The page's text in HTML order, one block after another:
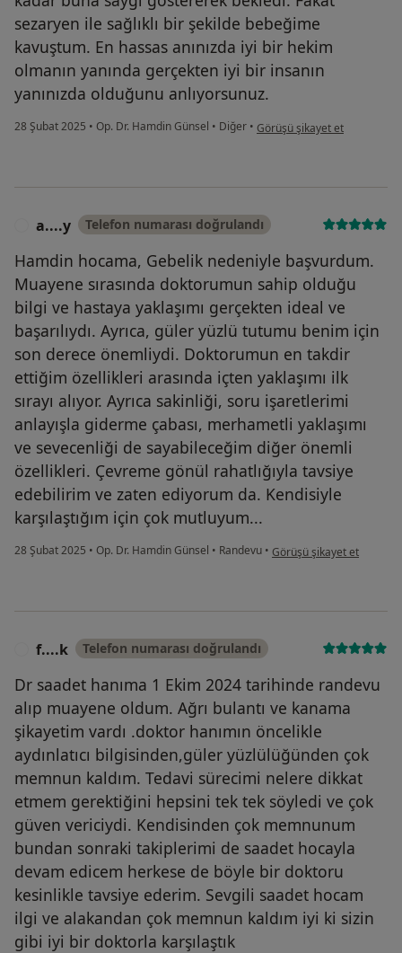
sezaryen ile sağlıklı bir şekilde bebeğime
kavuştum. En hassas anınızda iyi bir hekim
olmanın yanında gerçekten iyi bir insanın
yanınızda olduğunu anlıyorsunuz.
28 Şubat 2025 • Op. Dr. Hamdin Günsel • Diğer • kullanıcının görüşüne göre
Görüşü şikayet et
a....y Telefon numarası doğrulandı
Hamdin hocama, Gebelik nedeniyle başvurdum.
Muayene sırasında doktorumun sahip olduğu
bilgi ve hastaya yaklaşımı gerçekten ideal ve
başarılıydı. Ayrıca, güler yüzlü tutumu benim için
son derece önemliydi. Doktorumun en takdir
ettiğim özellikleri arasında içten yaklaşımı ilk
sırayı alıyor. Ayrıca sakinliği, soru işaretlerimi
anlayışla giderme çabası, merhametli yaklaşımı
ve sevecenliği de sayabileceğim diğer önemli
özellikleri. Çevreme gönül rahatlığıyla tavsiye
edebilirim ve zaten ediyorum da. Kendisiyle
karşılaştığım için çok mutluyum...
28 Şubat 2025 • Op. Dr. Hamdin Günsel • Randevu • kullanıcının görüşüne
Görüşü şikayet et
f....k Telefon numarası doğrulandı
Dr saadet hanıma 1 Ekim 2024 tarihinde randevu
alıp muayene oldum. Ağrı bulantı ve kanama
şikayetim vardı .doktor hanımın öncelikle
aydınlatıcı bilgisinden,güler yüzlülüğünden çok
memnun kaldım. Tedavi sürecimi nelere dikkat
etmem gerektiğini hepsini tek tek söyledi ve çok
güven vericiydi. Kendisinden çok memnunum
bundan sonraki takiplerimi de saadet hocayla
devam edicem herkese de böyle bir doktoru
kesinlikle tavsiye ederim. Sevgili saadet hocam
ilgi ve alakandan çok memnun kaldım iyi ki sizin
gibi iyi bir doktorla karşılaştık